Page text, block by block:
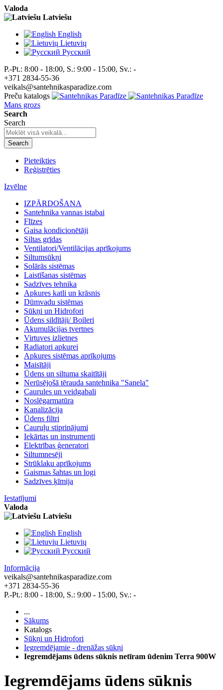
Valoda
Latviešu
English
Lietuvių
Pусский
P.-Pt.: 8:00 - 18:00, S.: 9:00 - 15:00, Sv.: -
+371 2834-55-36
veikals@santehnikasparadize.com
Preču katalogs
Mans grozs
Search
Search
Search
Pieteikties
Reģistrēties
Izvēlne
IZPĀRDOŠANA
Santehnika vannas istabai
Flīzes
Gaisa kondicionētāji
Siltas grīdas
Ventilatori/Ventilācijas aprīkojums
Siltumsūkņi
Solārās sistēmas
Laistīšanas sistēmas
Sadzīves tehnika
Apkures katli un krāsnis
Dūmvadu sistēmas
Sūkņi un Hidrofori
Ūdens sildītāji/ Boileri
Akumulācijas tvertnes
Virtuves izlietnes
Radiatori apkurei
Apkures sistēmas aprīkojums
Maisītāji
Ūdens un siltuma skaitītāji
Nerūsējošā tērauda santehnika "Sanela"
Caurules un veidgabali
Noslēgarmatūra
Kanalizācija
Ūdens filtri
Cauruļu stiprinājumi
Iekārtas un instrumenti
Elektrības ģeneratori
Siltumnesēji
Strūklaku aprīkojums
Gaismas šahtas un logi
Sadzīves ķīmija
Iestatījumi
Valoda
Latviešu
English
Lietuvių
Pусский
Informācija
veikals@santehnikasparadize.com
+371 2834-55-36
P.-Pt.: 8:00 - 18:00, S.: 9:00 - 15:00, Sv.: -
...
Sākums
Katalogs
Sūkņi un Hidrofori
Iegremdējamie - drenāžas sūkņi
Iegremdējams ūdens sūknis netīram ūdenim Terra 900W
Iegremdējams ūdens sūknis